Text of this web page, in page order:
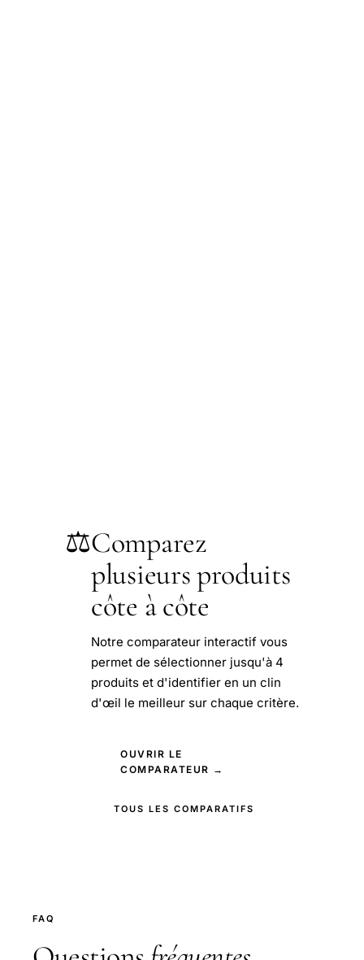
⚖️Comparez
plusieurs produits
côte à côte
Notre comparateur interactif vous
permet de sélectionner jusqu'à 4
produits et d'identifier en un clin
d'œil le meilleur sur chaque critère.
OUVRIR LE
COMPARATEUR →
TOUS LES COMPARATIFS
FAQ